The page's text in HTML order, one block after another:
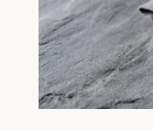
その他
在庫あり
並び順